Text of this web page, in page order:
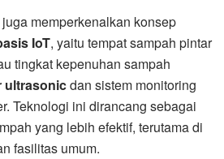
memperkenalkan konsep
IoT, yaitu tempat sampah pintar
tingkat kepenuhan sampah
ultrasonicdan sistem monitoring
Teknologi ini dirancang sebagai
yang lebih efektif, terutama di
fasilitas umum.